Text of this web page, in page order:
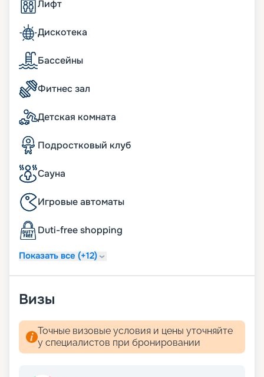
тапочки в ванных комнатах; фен Dyson
гардеробные с туалетным столиком.
бесплатный Wi-Fi;
информационно-развлекательная система,
включая Smart TV, легкое подключение к
телефон с голосовой почтой;
беспроводная зарядная станция на
прикроватных тумбочках;
система индивидуального климат-контроля;
24 часа в сутки консьерж-служба;
24 часа в сутки обслуживание номеров «in-suite
24 часа в сутки батлер-сервис (действует для
резиденций);
24 часа в сутки услуги прачечной, глажки (может
взиматься дополнительная плата);
услугу подготовки сьюта ко сну;
услуга по чистке обуви.
Лифт
Дискотека
Бассейны
Фитнес зал
Детская комната
Подростковый клуб
Сауна
Игровые автоматы
Duti-free shopping
Показать все (+12)
Визы
Точные визовые условия и цены уточняйте
у специалистов при бронировании